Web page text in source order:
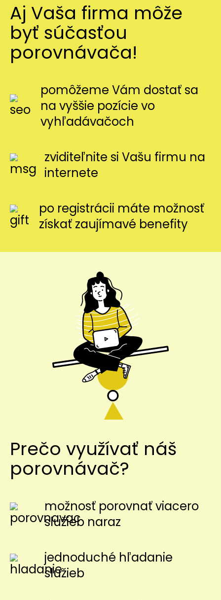
Aj Vaša firma môže
byť súčasťou
porovnávača!
pomôžeme Vám dostať sa
na vyššie pozície vo
vyhľadávačoch
zviditeľnite si Vašu firmu na
internete
po registrácii máte možnosť
získať zaujímavé benefity
Prečo využívať náš
porovnávač?
možnosť porovnať viacero
služieb naraz
jednoduché hľadanie
služieb